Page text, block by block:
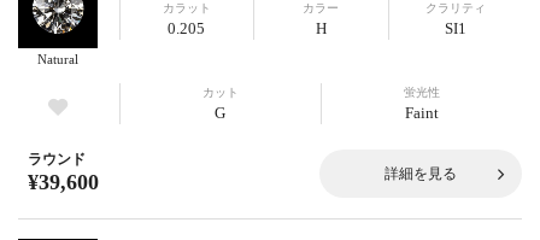
Natural
カラット
0.205
カラー
H
クラリティ
SI1
カット
G
蛍光性
Faint
ラウンド
¥39,600 詳細を見る